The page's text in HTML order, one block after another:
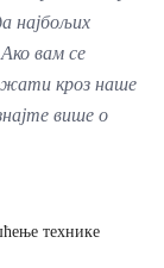
најбољих
Ако вам се
кроз наше
више о
технике